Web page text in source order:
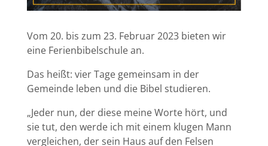
Vom 20. bis zum 23. Februar 2023 bieten wir
eine Ferienbibelschule an.
Das heißt: vier Tage gemeinsam in der
Gemeinde leben und die Bibel studieren.
„Jeder nun, der diese meine Worte hört, und
sie tut, den werde ich mit einem klugen Mann
vergleichen, der sein Haus auf den Felsen